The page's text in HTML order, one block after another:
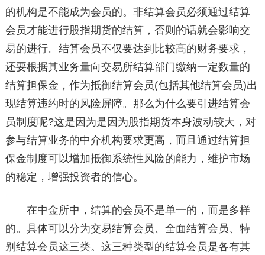
的机构是不能成为会员的。非结算会员必须通过结算
会员才能进行股指期货的结算，否则的话就会影响交
易的进行。结算会员不仅要达到比较高的财务要求，
还要根据其业务量向交易所结算部门缴纳一定数量的
结算担保金，作为抵御结算会员(包括其他结算会员)出
现结算违约时的风险屏障。那么为什么要引进结算会
员制度呢?这是因为是因为股指期货本身波动较大，对
参与结算业务的中介机构要求更高，而且通过结算担
保金制度可以增加抵御系统性风险的能力，维护市场
的稳定，增强投资者的信心。
在中金所中，结算的会员不是单一的，而是多样
的。具体可以分为交易结算会员、全面结算会员、特
别结算会员这三类。这三种类型的结算会员是各有其